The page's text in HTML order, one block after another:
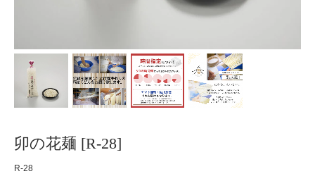
卯の花麺 [R-28]
R-28